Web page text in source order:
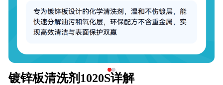
镀锌板清洗剂1020S详解